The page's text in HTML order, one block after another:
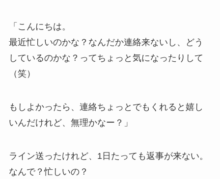
「こんにちは。
最近忙しいのかな？なんだか連絡来ないし、どう
しているのかな？ってちょっと気になったりして
（笑）
もしよかったら、連絡ちょっとでもくれると嬉し
いんだけれど、無理かなー？」
ライン送ったけれど、1日たっても返事が来ない。
なんで？忙しいの？